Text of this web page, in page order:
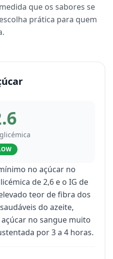
que os sabores se
prática para quem
no açúcar no
de 2,6 e o IG de
teor de fibra dos
do azeite,
no sangue muito
por 3 a 4 horas.